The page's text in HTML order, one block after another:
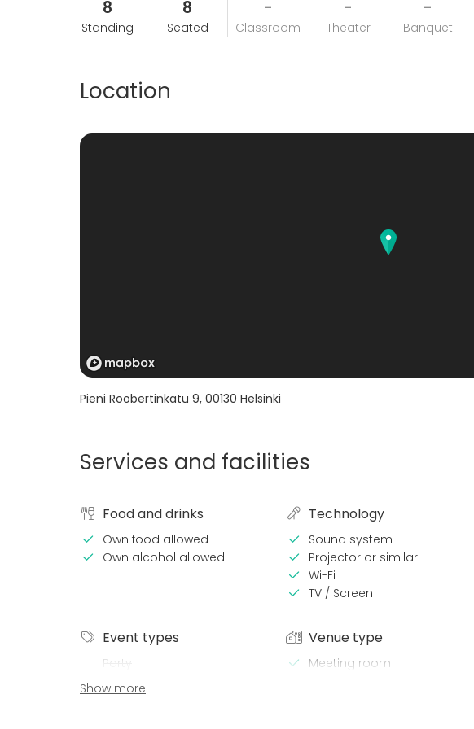
8
Standing
8
Seated
-
Classroom
-
Theater
-
Banquet
Location
Pieni Roobertinkatu 9, 00130 Helsinki
Services and facilities
Food and drinks
Own food allowed
Own alcohol allowed
Technology
Sound system
Projector or similar
Wi-Fi
TV / Screen
Event types
Party
Spa / Wellness / Sauna
Venue type
Meeting room
Show more